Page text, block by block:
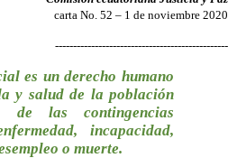
carta No. 52 – 1 de noviembre 2020
------------------------------------------------
es un derecho humano
y salud de la población
de las contingencias
incapacidad,
o muerte.